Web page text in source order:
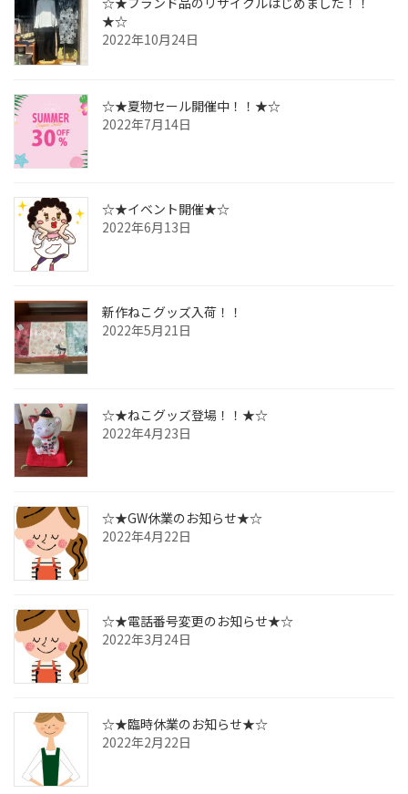
★☆
2022年10月24日
☆★夏物セール開催中！！★☆
2022年7月14日
☆★イベント開催★☆
2022年6月13日
新作ねこグッズ入荷！！
2022年5月21日
☆★ねこグッズ登場！！★☆
2022年4月23日
☆★GW休業のお知らせ★☆
2022年4月22日
☆★電話番号変更のお知らせ★☆
2022年3月24日
☆★臨時休業のお知らせ★☆
2022年2月22日